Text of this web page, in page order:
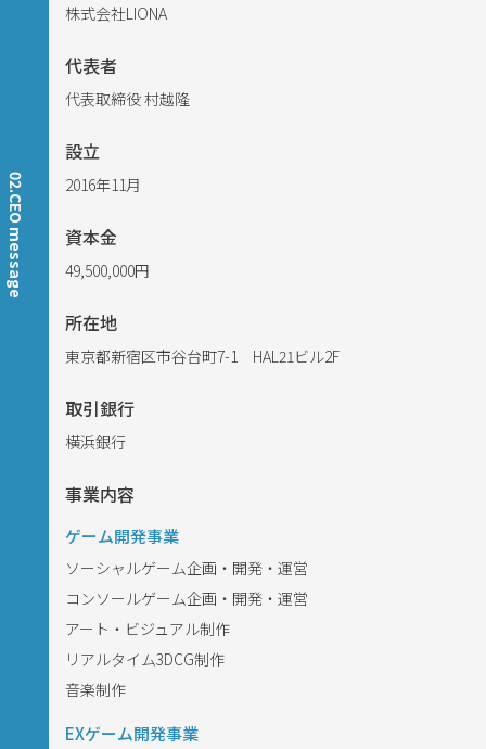
02.CEO message
株式会社LIONA
代表者
代表取締役 村越隆
設立
2016年11月
資本金
49,500,000円
所在地
東京都新宿区市谷台町7-1 HAL21ビル2F
取引銀行
横浜銀行
事業内容
ゲーム開発事業
ソーシャルゲーム企画・開発・運営
コンソールゲーム企画・開発・運営
アート・ビジュアル制作
リアルタイム3DCG制作
音楽制作
EXゲーム開発事業